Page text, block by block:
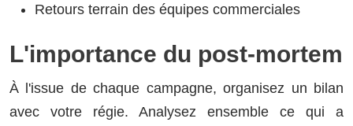
Retours terrain des équipes commerciales
L'importance du post-mortem
À l'issue de chaque campagne, organisez un bilan
avec votre régie. Analysez ensemble ce qui a